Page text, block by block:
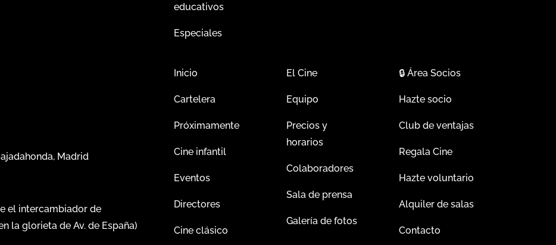
educativos
Especiales
Madrid
el intercambiador de
la glorieta de Av. de España)
Inicio
Cartelera
Próximamente
Cine infantil
Eventos
Directores
Cine clásico
El Cine
Equipo
Precios y
horarios
Colaboradores
Sala de prensa
Galería de fotos
🔒Área Socios
Hazte socio
Club de ventajas
Regala Cine
Hazte voluntario
Alquiler de salas
Contacto